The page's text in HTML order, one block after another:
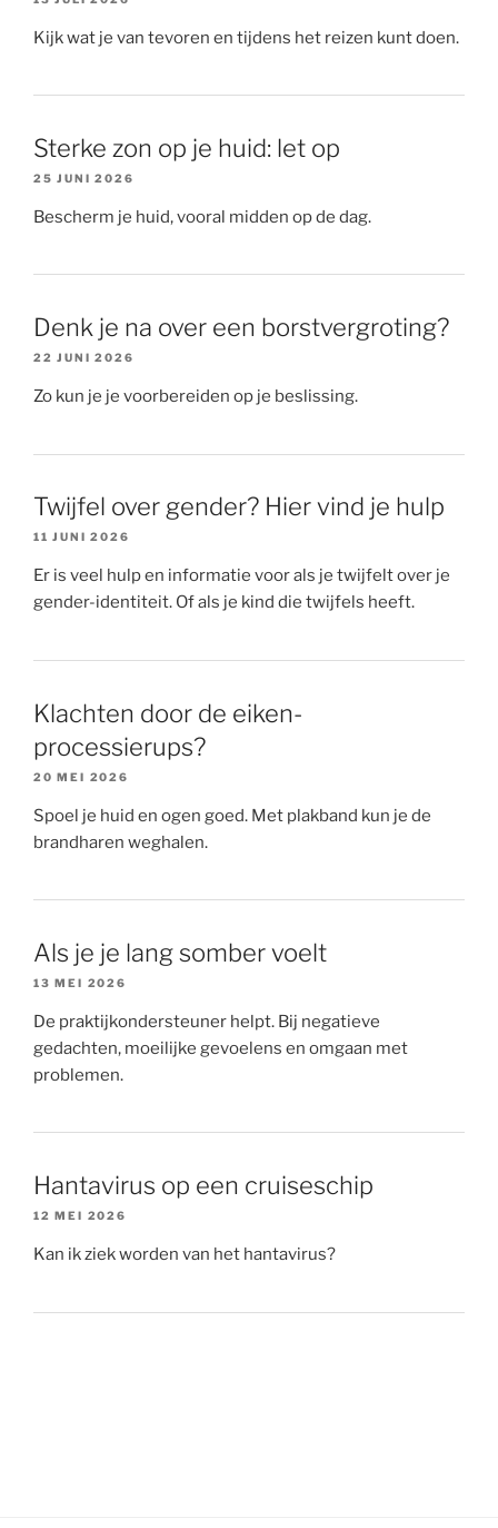
Kijk wat je van tevoren en tijdens het reizen kunt doen.
Sterke zon op je huid: let op
25 JUNI 2026
Bescherm je huid, vooral midden op de dag.
Denk je na over een borstvergroting?
22 JUNI 2026
Zo kun je je voorbereiden op je beslissing.
Twijfel over gender? Hier vind je hulp
11 JUNI 2026
Er is veel hulp en informatie voor als je twijfelt over je
gender-identiteit. Of als je kind die twijfels heeft.
Klachten door de eiken-
processierups?
20 MEI 2026
Spoel je huid en ogen goed. Met plakband kun je de
brandharen weghalen.
Als je je lang somber voelt
13 MEI 2026
De praktijkondersteuner helpt. Bij negatieve
gedachten, moeilijke gevoelens en omgaan met
problemen.
Hantavirus op een cruiseschip
12 MEI 2026
Kan ik ziek worden van het hantavirus?